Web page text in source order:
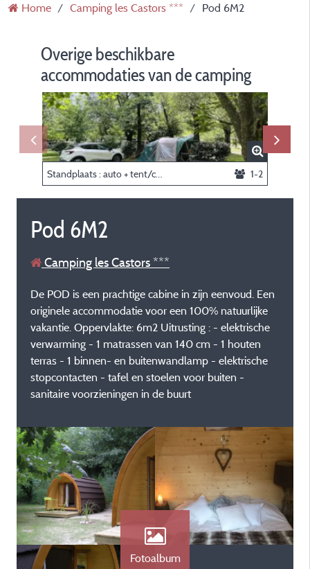
Home Camping les Castors *** Pod 6M2
Overige beschikbare
accommodaties van de camping
1-2
Pod 6M2
Camping les Castors ***
De POD is een prachtige cabine in zijn eenvoud. Een
originele accommodatie voor een 100% natuurlijke
vakantie. Oppervlakte: 6m2 Uitrusting : - elektrische
verwarming - 1 matrassen van 140 cm - 1 houten
terras - 1 binnen- en buitenwandlamp - elektrische
stopcontacten - tafel en stoelen voor buiten -
sanitaire voorzieningen in de buurt
Fotoalbum